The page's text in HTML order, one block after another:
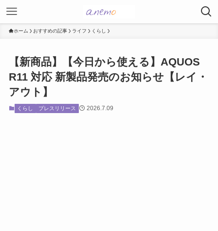
ホーム おすすめの記事 ライフ くらし
【新商品】【今日から使える】AQUOS
R11 対応 新製品発売のお知らせ【レイ・
アウト】
くらし プレスリリース 2026.7.09